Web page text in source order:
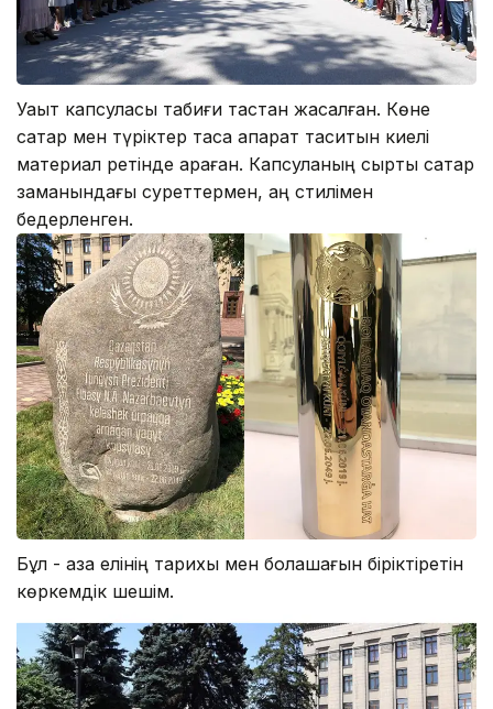
Уақыт капсуласы табиғи тастан жасалған. Көне
сақтар мен түріктер тасқа ақпарат таситын киелі
материал ретінде қараған. Капсуланың сырты сақтар
заманындағы суреттермен, аң стилімен
бедерленген.
Бұл - қазақ елінің тарихы мен болашағын біріктіретін
көркемдік шешім.